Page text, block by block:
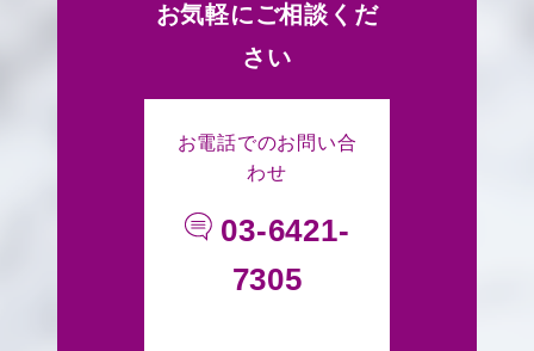
お気軽にご相談くだ
さい
お電話でのお問い合
わせ
03-6421-
7305